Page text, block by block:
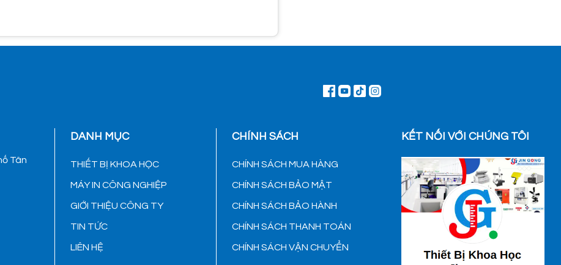
Tân
DANH MỤC
THIẾT BỊ KHOA HỌC
MÁY IN CÔNG NGHIỆP
GIỚI THIỆU CÔNG TY
TIN TỨC
LIÊN HỆ
CHÍNH SÁCH
CHÍNH SÁCH MUA HÀNG
CHÍNH SÁCH BẢO MẬT
CHÍNH SÁCH BẢO HÀNH
CHÍNH SÁCH THANH TOÁN
CHÍNH SÁCH VẬN CHUYỂN
KẾT NỐI VỚI CHÚNG TÔI